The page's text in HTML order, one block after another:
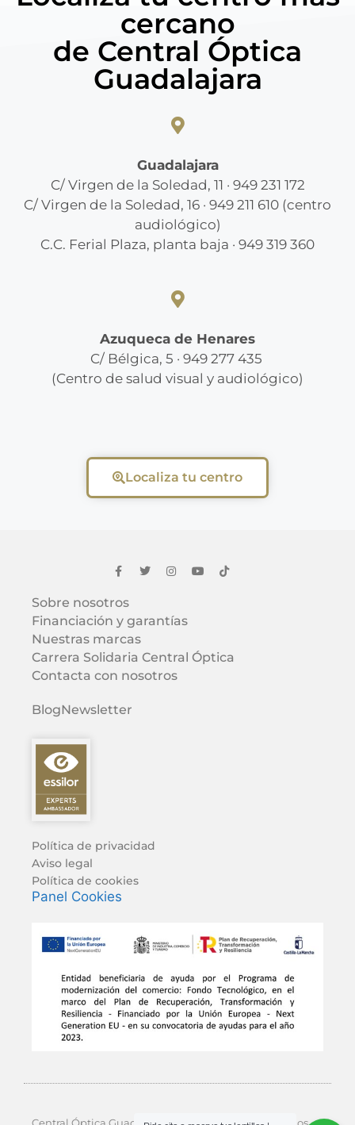
cercano
de Central Óptica
Guadalajara
Guadalajara
C/ Virgen de la Soledad, 11 · 949 231 172
C/ Virgen de la Soledad, 16 · 949 211 610 (centro
audiológico)
C.C. Ferial Plaza, planta baja · 949 319 360
Azuqueca de Henares
C/ Bélgica, 5 · 949 277 435
(Centro de salud visual y audiológico)
Localiza tu centro
Sobre nosotros
Financiación y garantías
Nuestras marcas
Carrera Solidaria Central Óptica
Contacta con nosotros
BlogNewsletter
Política de privacidad
Aviso legal
Política de cookies
Panel Cookies